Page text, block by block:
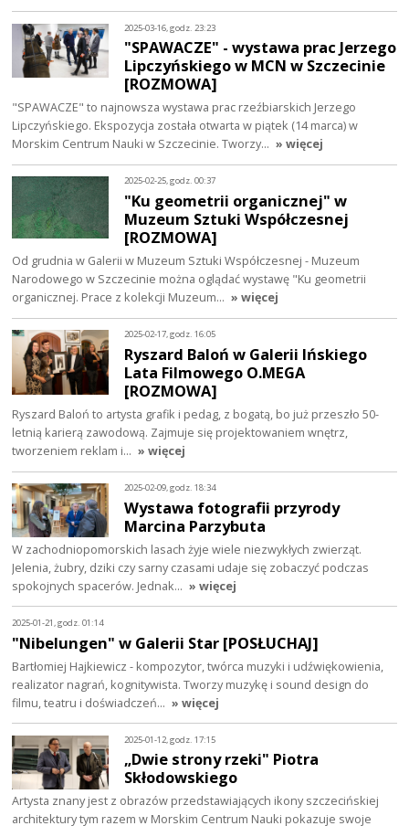
2025-03-16, godz. 23:23
"SPAWACZE" - wystawa prac Jerzego
Lipczyńskiego w MCN w Szczecinie
[ROZMOWA]
"SPAWACZE" to najnowsza wystawa prac rzeźbiarskich Jerzego
Lipczyńskiego. Ekspozycja została otwarta w piątek (14 marca) w
Morskim Centrum Nauki w Szczecinie. Tworzy… » więcej
2025-02-25, godz. 00:37
"Ku geometrii organicznej" w
Muzeum Sztuki Współczesnej
[ROZMOWA]
Od grudnia w Galerii w Muzeum Sztuki Współczesnej - Muzeum
Narodowego w Szczecinie można oglądać wystawę "Ku geometrii
organicznej. Prace z kolekcji Muzeum… » więcej
2025-02-17, godz. 16:05
Ryszard Baloń w Galerii Ińskiego
Lata Filmowego O.MEGA
[ROZMOWA]
Ryszard Baloń to artysta grafik i pedag, z bogatą, bo już przeszło 50-
letnią karierą zawodową. Zajmuje się projektowaniem wnętrz,
tworzeniem reklam i… » więcej
2025-02-09, godz. 18:34
Wystawa fotografii przyrody
Marcina Parzybuta
W zachodniopomorskich lasach żyje wiele niezwykłych zwierząt.
Jelenia, żubry, dziki czy sarny czasami udaje się zobaczyć podczas
spokojnych spacerów. Jednak… » więcej
2025-01-21, godz. 01:14
"Nibelungen" w Galerii Star [POSŁUCHAJ]
Bartłomiej Hajkiewicz - kompozytor, twórca muzyki i udźwiękowienia,
realizator nagrań, kognitywista. Tworzy muzykę i sound design do
filmu, teatru i doświadczeń… » więcej
2025-01-12, godz. 17:15
„Dwie strony rzeki" Piotra
Skłodowskiego
Artysta znany jest z obrazów przedstawiających ikony szczecińskiej
architektury tym razem w Morskim Centrum Nauki pokazuje swoje